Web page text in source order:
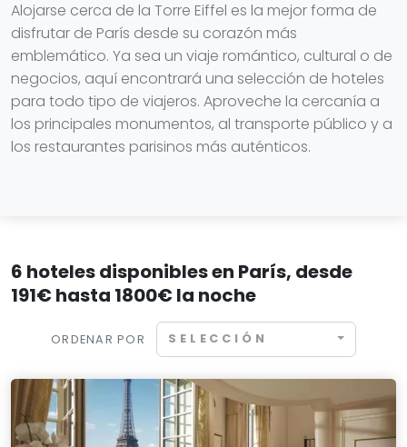
Alojarse cerca de la Torre Eiffel es la mejor forma de
disfrutar de París desde su corazón más
emblemático. Ya sea un viaje romántico, cultural o de
negocios, aquí encontrará una selección de hoteles
para todo tipo de viajeros. Aproveche la cercanía a
los principales monumentos, al transporte público y a
los restaurantes parisinos más auténticos.
6 hoteles disponibles en París, desde
191€ hasta 1800€ la noche
ORDENAR POR SELECCIÓN